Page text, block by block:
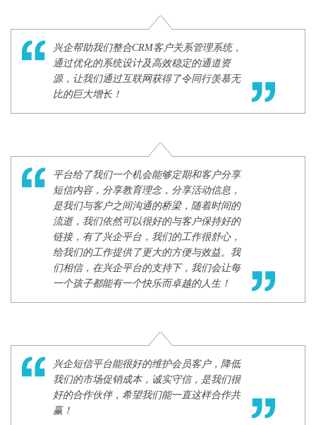
兴企帮助我们整合CRM客户关系管理系统，
通过优化的系统设计及高效稳定的通道资
源，让我们通过互联网获得了令同行羡慕无
比的巨大增长！
平台给了我们一个机会能够定期和客户分享
短信内容，分享教育理念，分享活动信息，
是我们与客户之间沟通的桥梁，随着时间的
流逝，我们依然可以很好的与客户保持好的
链接，有了兴企平台，我们的工作很舒心，
给我们的工作提供了更大的方便与效益。我
们相信，在兴企平台的支持下，我们会让每
一个孩子都能有一个快乐而卓越的人生！
兴企短信平台能很好的维护会员客户，降低
我们的市场促销成本，诚实守信，是我们很
好的合作伙伴，希望我们能一直这样合作共
赢！